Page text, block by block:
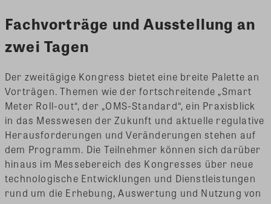
Fachvorträge und Ausstellung an
zwei Tagen
Der zweitägige Kongress bietet eine breite Palette an
Vorträgen. Themen wie der fortschreitende „Smart
Meter Roll-out“, der „OMS-Standard“, ein Praxisblick
in das Messwesen der Zukunft und aktuelle regulative
Herausforderungen und Veränderungen stehen auf
dem Programm. Die Teilnehmer können sich darüber
hinaus im Messebereich des Kongresses über neue
technologische Entwicklungen und Dienstleistungen
rund um die Erhebung, Auswertung und Nutzung von